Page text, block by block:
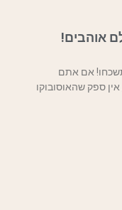
אוהבים!
תשכחו! אם אתם
ספק שהאוסובוקו